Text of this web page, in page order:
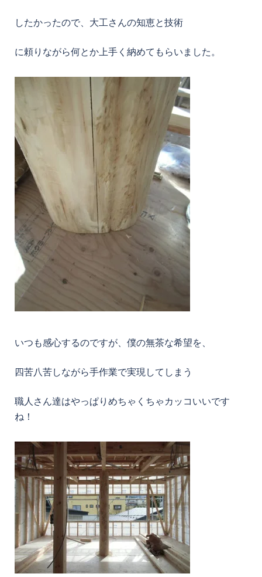
したかったので、大工さんの知恵と技術
に頼りながら何とか上手く納めてもらいました。
いつも感心するのですが、僕の無茶な希望を、
四苦八苦しながら手作業で実現してしまう
職人さん達はやっぱりめちゃくちゃカッコいいです
ね！